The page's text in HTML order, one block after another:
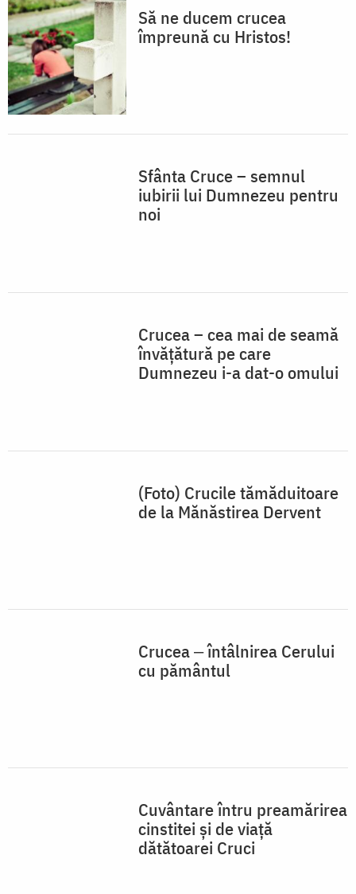
Să ne ducem crucea
împreună cu Hristos!
Sfânta Cruce – semnul
iubirii lui Dumnezeu pentru
noi
Crucea – cea mai de seamă
învățătură pe care
Dumnezeu i-a dat-o omului
(Foto) Crucile tămăduitoare
de la Mănăstirea Dervent
Crucea ‒ întâlnirea Cerului
cu pământul
Cuvântare întru preamărirea
cinstitei și de viață
dătătoarei Cruci